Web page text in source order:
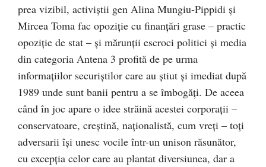
prea vizibil, activiştii gen Alina Mungiu-Pippidi şi
Mircea Toma fac opoziţie cu finanţări grase – practic
opoziţie de stat – şi mărunţii escroci politici şi media
din categoria Antena 3 profită de pe urma
informaţiilor securiştilor care au ştiut şi imediat după
1989 unde sunt banii pentru a se îmbogăţi. De aceea
când în joc apare o idee străină acestei corporaţii –
conservatoare, creştină, naţionalistă, cum vreţi – toţi
adversarii îşi unesc vocile într-un unison răsunător,
cu excepţia celor care au plantat diversiunea, dar a